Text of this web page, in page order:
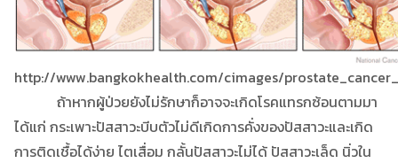
http://www.bangkokhealth.com/cimages/
ถ้าหากผู้ป่วยยังไม่รักษาก็อาจจะเกิดโรคแทรกซ้อนตามมา
ได้แก่ กระเพาะปัสสาวะบีบตัวไม่ดีเกิดการคั่งของปัสสาวะและเกิด
การติดเชื้อได้ง่าย ไตเสื่อม กลั้นปัสสาวะไม่ได้ ปัสสาวะเล็ด นิ่วใน